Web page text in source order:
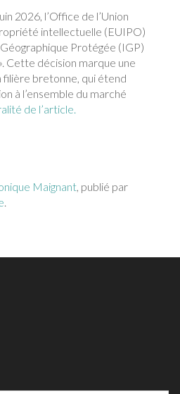
2026, l’Office de l’Union
intellectuelle (EUIPO)
Protégée (IGP)
Cette décision marque une
filière bretonne, qui étend
à l’ensemble du marché
de l’article.
Maignant, publié par
.